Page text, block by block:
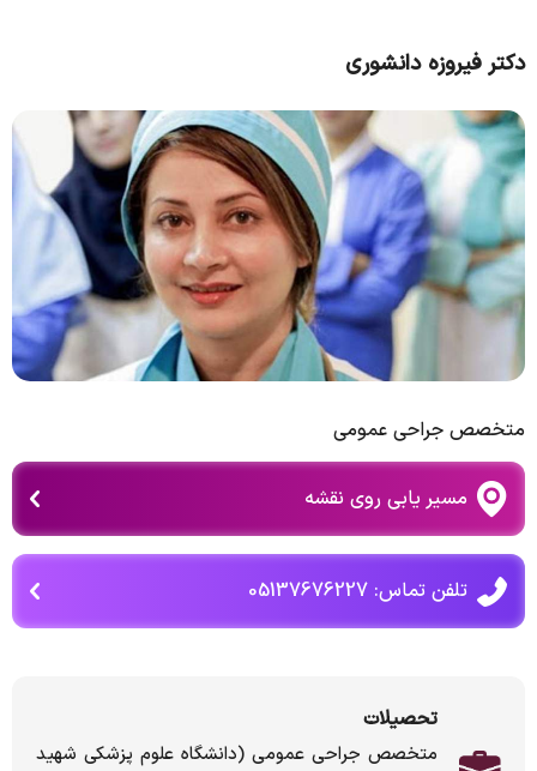
دکتر فیروزه دانشوری
متخصص جراحی عمومی
مسیر یابی روی نقشه
تلفن تماس: 05137676227
تحصیلات
متخصص جراحی عمومی (دانشگاه علوم پزشکی شهید